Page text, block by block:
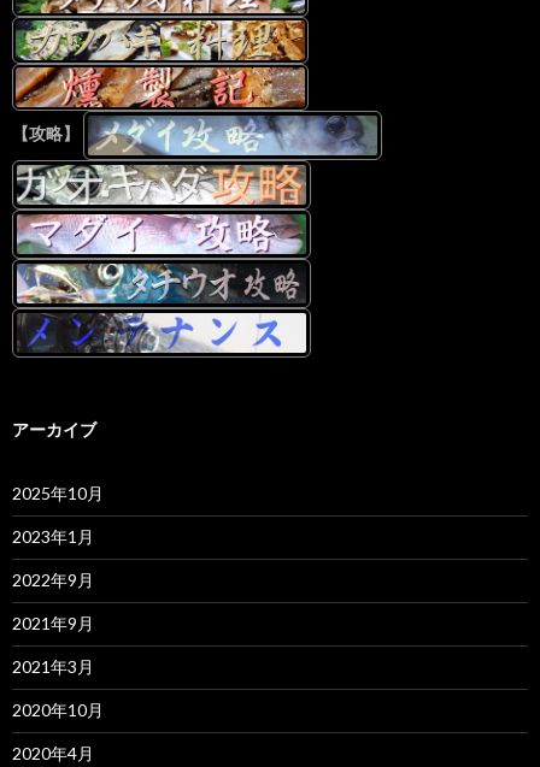
【攻略】
アーカイブ
2025年10月
2023年1月
2022年9月
2021年9月
2021年3月
2020年10月
2020年4月